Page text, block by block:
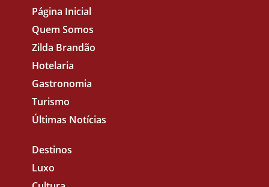
Página Inicial
Quem Somos
Zilda Brandão
Hotelaria
Gastronomia
Turismo
Últimas Notícias
Destinos
Luxo